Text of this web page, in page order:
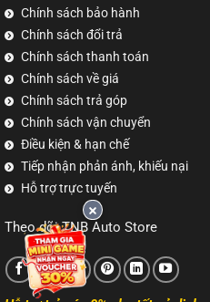
Chính sách bảo hành
Chính sách đổi trả
Chính sách thanh toán
Chính sách về giá
Chính sách trả góp
Chính sách vận chuyển
Điều kiện & hạn chế
Tiếp nhận phản ánh, khiếu nại
Hỗ trợ trực tuyến
Theo dõi TNB Auto Store